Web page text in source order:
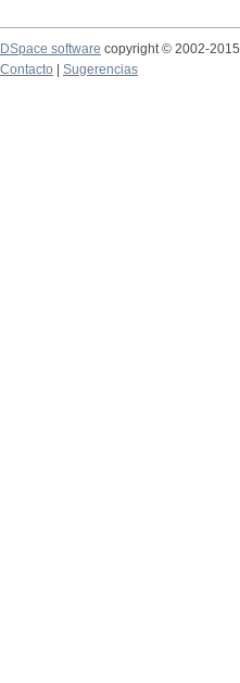
DSpace software copyright © 2002-2015
Contacto
Sugerencias